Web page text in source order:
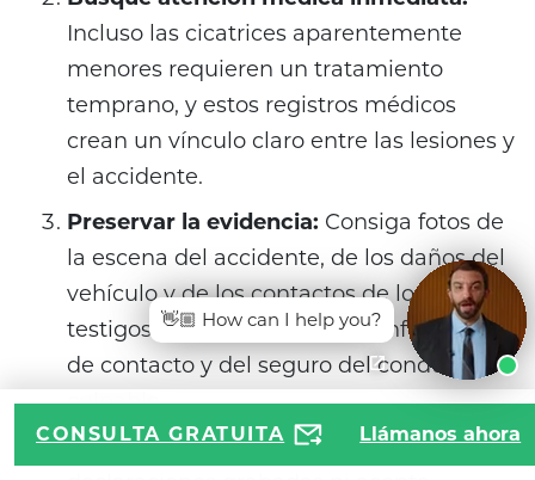
Incluso las cicatrices aparentemente
menores requieren un tratamiento
temprano, y estos registros médicos
crean un vínculo claro entre las lesiones y
el accidente.
Preservar la evidencia: Consiga fotos de
la escena del accidente, de los daños del
vehículo y de los contactos de los
testigos. Además, recopile la información
de contacto y del seguro del conductor
culpable.
Evite las compañías de seguros:No dé
CONSULTA GRATUITA Llámanos ahora
👋🏼 How can I help you?